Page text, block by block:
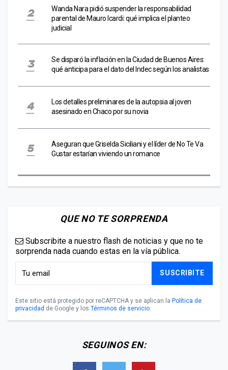
Wanda Nara pidió suspender la responsabilidad
parental de Mauro Icardi: qué implica el planteo
judicial
Se disparó la inflación en la Ciudad de Buenos Aires:
qué anticipa para el dato del Indec según los analistas
Los detalles preliminares de la autopsia al joven
asesinado en Chaco por su novia
Aseguran que Griselda Siciliani y el líder de No Te Va
Gustar estarían viviendo un romance
QUE NO TE SORPRENDA
Subscribite a nuestro flash de noticias y que no te
sorprenda nada cuando estas en la vía pública.
SUSCRIBITE
Este sitio está protegido por reCAPTCHA y se aplican la Política de
privacidad de Google y los Términos de servicio.
SEGUINOS EN: